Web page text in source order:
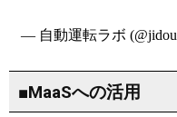
— 自動運転ラボ
■MaaSへの活用